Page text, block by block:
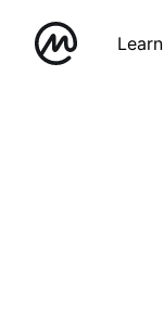
Learn